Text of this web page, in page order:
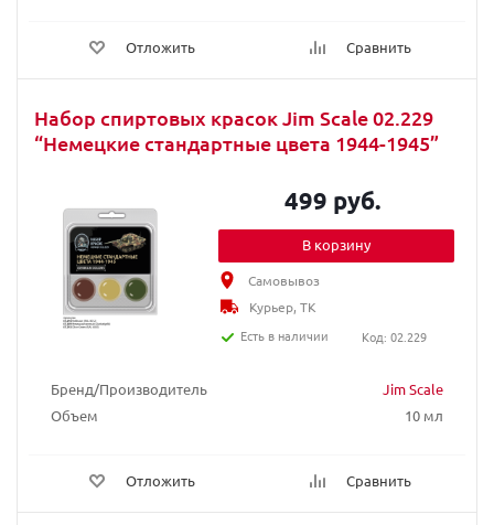
Отложить Сравнить
Набор спиртовых красок Jim Scale 02.229
“Немецкие стандартные цвета 1944-1945”
Бренд/Производитель
Jim Scale
Объем
10 мл
Отложить Сравнить
499 руб.
В корзину
Самовывоз
Курьер, ТК
Есть в наличии
Код: 02.229